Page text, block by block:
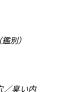
別）
臭い内